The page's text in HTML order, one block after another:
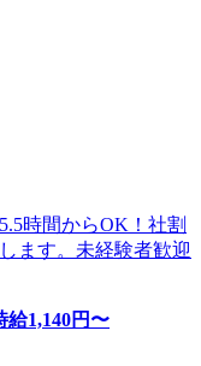
時間からOK！社割
ます。未経験者歓迎
給1,140円〜